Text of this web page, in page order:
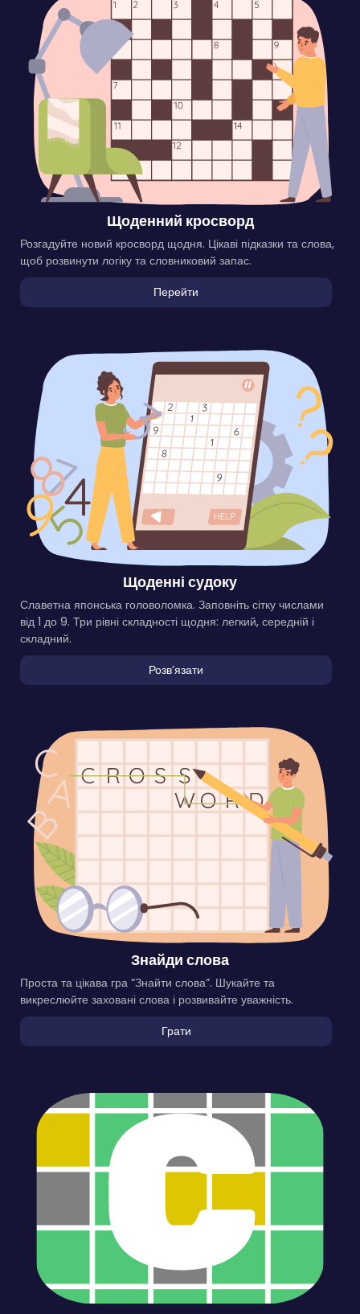
Щоденний кросворд
Розгадуйте новий кросворд щодня. Цікаві підказки та слова,
щоб розвинути логіку та словниковий запас.
Перейти
Щоденні судоку
Славетна японська головоломка. Заповніть сітку числами
від 1 до 9. Три рівні складності щодня: легкий, середній і
складний.
Розвʼязати
Знайди слова
Проста та цікава гра “Знайти слова”. Шукайте та
викреслюйте заховані слова і розвивайте уважність.
Грати